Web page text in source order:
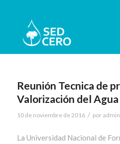
Reunión Tecnica de
Valorización del
10 de noviembre de 2016 / por admin
La Universidad Nacional de